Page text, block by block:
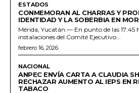
ESTADOS
CONMEMORAN AL CHARRAS Y
IDENTIDAD Y LA SOBERBIA EN
Mérida, Yucatán.— En punto de las 17:45
instalaciones del Comité Ejecutivo...
febrero 16, 2026
NACIONAL
ANPEC ENVÍA CARTA A CLAUDIA
RECHAZAR AUMENTO AL IEPS EN
TABACO